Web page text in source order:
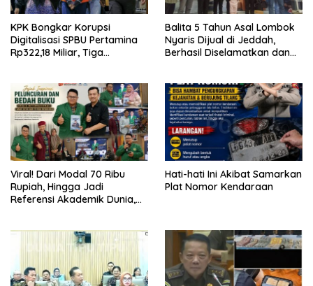
KPK Bongkar Korupsi
Digitalisasi SPBU Pertamina
Rp322,18 Miliar, Tiga
Balita 5 Tahun Asal Lombok
Nyaris Dijual di Jeddah,
Berhasil Diselamatkan dan
Viral! Dari Modal 70 Ribu
Rupiah, Hingga Jadi
Referensi Akademik Dunia,
Hati-hati Ini Akibat Samarkan
Plat Nomor Kendaraan